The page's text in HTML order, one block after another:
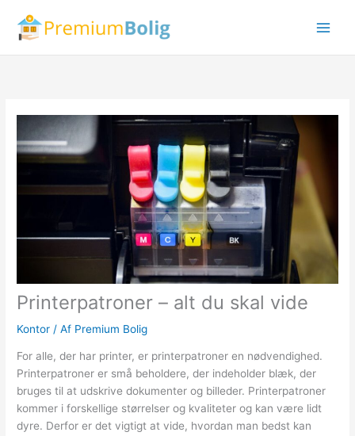
indholdet
Printerpatroner – alt du skal vide
Kontor / Af Premium Bolig
For alle, der har printer, er printerpatroner en nødvendighed.
Printerpatroner er små beholdere, der indeholder blæk, der
bruges til at udskrive dokumenter og billeder. Printerpatroner
kommer i forskellige størrelser og kvaliteter og kan være lidt
dyre. Derfor er det vigtigt at vide, hvordan man bedst kan